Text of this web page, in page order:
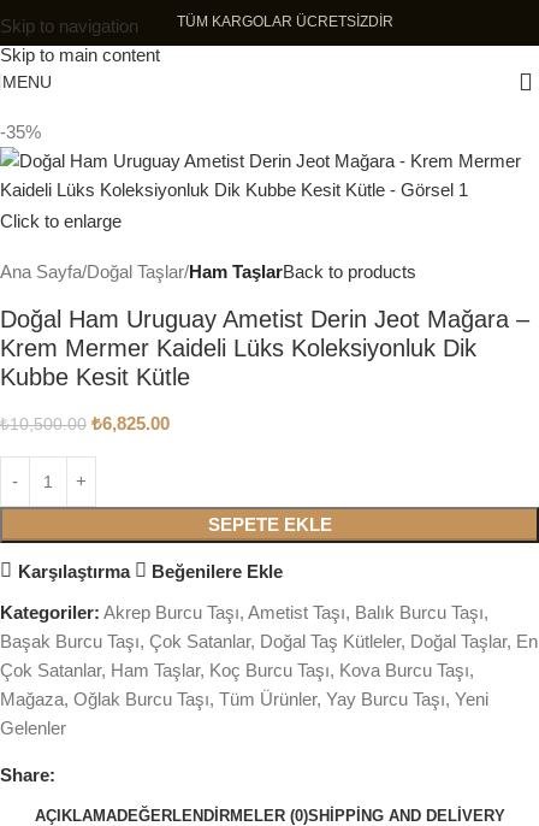
Skip to navigation
Skip to main content
TÜM KARGOLAR ÜCRETSİZDİR
MENU
-35%
Click to enlarge
Ana Sayfa Doğal Taşlar Ham TaşlarBack to products
Doğal Ham Uruguay Ametist Derin Jeot Mağara –
Krem Mermer Kaideli Lüks Koleksiyonluk Dik
Kubbe Kesit Kütle
₺10,500.00 ₺6,825.00
SEPETE EKLE
Karşılaştırma Beğenilere Ekle
Kategoriler: Akrep Burcu Taşı, Ametist Taşı, Balık Burcu Taşı,
Başak Burcu Taşı, Çok Satanlar, Doğal Taş Kütleler, Doğal Taşlar, En
Çok Satanlar, Ham Taşlar, Koç Burcu Taşı, Kova Burcu Taşı,
Mağaza, Oğlak Burcu Taşı, Tüm Ürünler, Yay Burcu Taşı, Yeni
Gelenler
Share:
AÇIKLAMADEĞERLENDIRMELER (0)SHIPPING AND DELIVERY